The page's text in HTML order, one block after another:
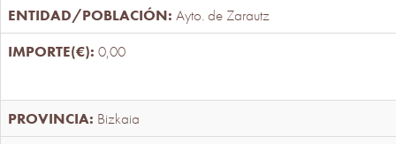
Ayto. de Zarautz
0,00
Bizkaia